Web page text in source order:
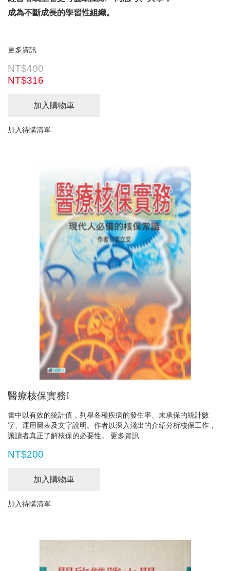
成為不斷成長的學習性組織。
更多資訊
NT$400
NT$316
加入購物車
加入待購清單
醫療核保實務I
書中以有效的統計值，列舉各種疾病的發生率、未承保的統計數
字、運用圖表及文字說明。作者以深入淺出的介紹分析核保工作，
讓讀者真正了解核保的必要性。 更多資訊
NT$200
加入購物車
加入待購清單